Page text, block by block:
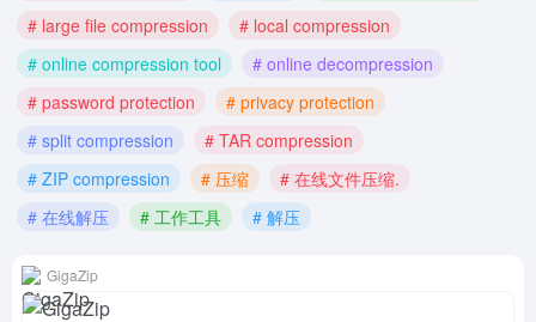
# large file compression
# local compression
# online compression tool
# online decompression
# password protection
# privacy protection
# split compression
# TAR compression
# ZIP compression
# 压缩
# 在线文件压缩.
# 在线解压
# 工作工具 # 解压
GigaZip